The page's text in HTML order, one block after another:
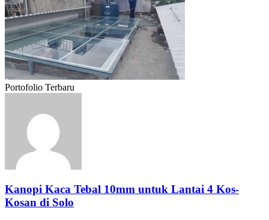
Portofolio Terbaru
Kanopi Kaca Tebal 10mm untuk Lantai 4 Kos-
Kosan di Solo